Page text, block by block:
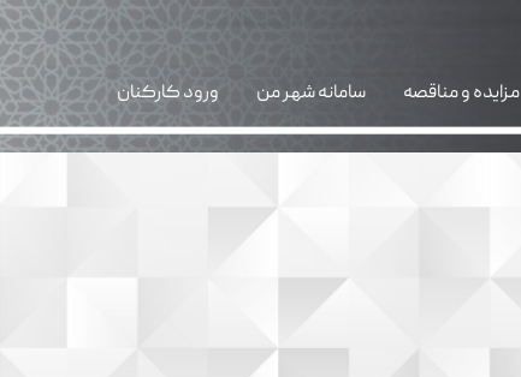
مزایده و مناقصه سامانه شهر من ورود کارکنان